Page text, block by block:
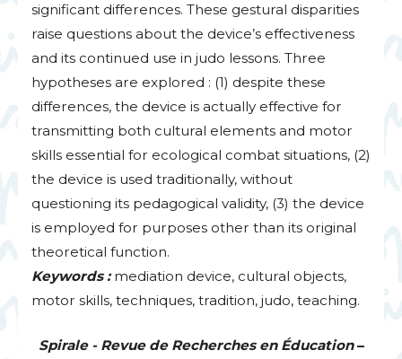
significant differences. These gestural disparities
raise questions about the device’s effectiveness
and its continued use in judo lessons. Three
hypotheses are explored : (1) despite these
differences, the device is actually effective for
transmitting both cultural elements and motor
skills essential for ecological combat situations, (2)
the device is used traditionally, without
questioning its pedagogical validity, (3) the device
is employed for purposes other than its original
theoretical function.
Keywords : mediation device, cultural objects,
motor skills, techniques, tradition, judo, teaching.
Spirale - Revue de Recherches en Éducation–